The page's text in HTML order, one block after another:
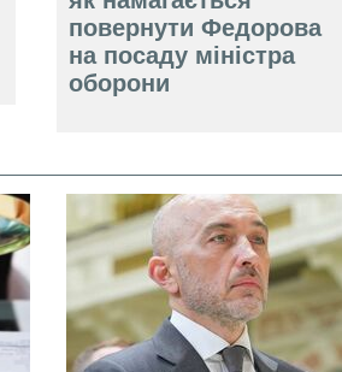
повернути Федорова
на посаду міністра
оборони